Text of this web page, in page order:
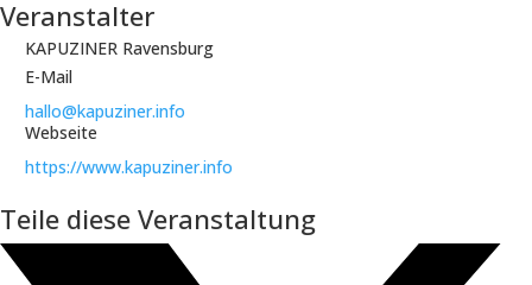
Veranstalter
KAPUZINER Ravensburg
E-Mail
hallo@kapuziner.info
Webseite
https://www.kapuziner.info
Teile diese Veranstaltung